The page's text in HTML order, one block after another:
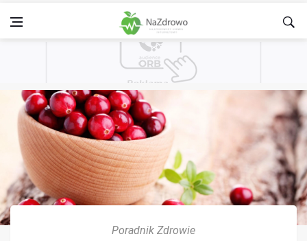
Poradnik Zdrowie